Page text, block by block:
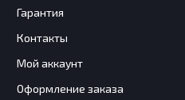
Гарантия
Контакты
Мой аккаунт
Оформление заказа